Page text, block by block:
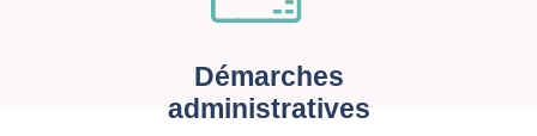
Démarches
administratives